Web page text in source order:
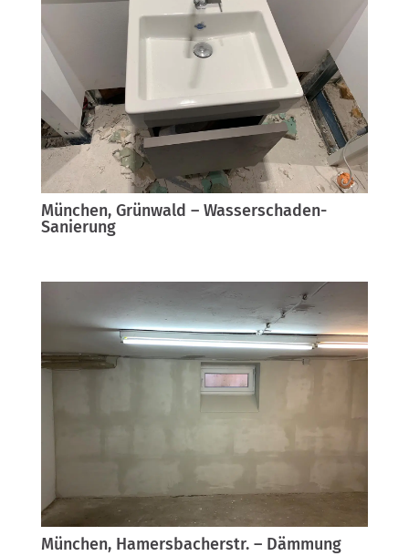
München, Grünwald – Wasserschaden-
Sanierung
München, Hamersbacherstr. – Dämmung